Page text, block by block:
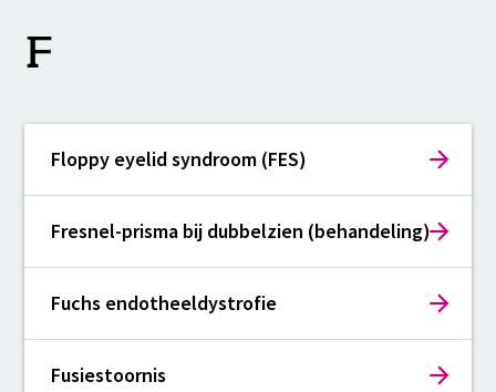
F
Floppy eyelid syndroom (FES)
Fresnel-prisma bij dubbelzien (behandeling)
Fuchs endotheeldystrofie
Fusiestoornis